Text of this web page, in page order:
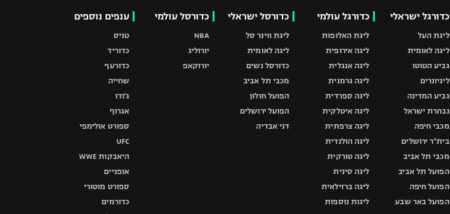
כדורגל ישראלי
ליגת העל
ליגה לאומית
גביע הטוטו
ליגיונרים
גביע המדינה
נבחרת ישראל
מכבי חיפה
בית"ר ירושלים
מכבי תל אביב
הפועל תל אביב
הפועל חיפה
הפועל באר שבע
כדורגל עולמי
ליגת האלופות
ליגה אירופית
ליגה אנגלית
ליגה גרמנית
ליגה ספרדית
ליגה איטלקית
ליגה צרפתית
ליגה הולנדית
ליגה טורקית
ליגה סינית
ליגה ברזילאית
ליגות נוספות
כדורסל ישראלי
ליגת ווינר סל
ליגה לאומית
כדורסל נשים
מכבי תל אביב
הפועל חולון
הפועל ירושלים
דני אבדיה
כדורסל עולמי
NBA
יורוליג
יורוקאפ
ענפים נוספים
טניס
כדוריד
כדורעף
שחייה
ג'ודו
אגרוף
ספורט אולימפי
UFC
היאבקות WWE
אופניים
ספורט מוטורי
כדורמים